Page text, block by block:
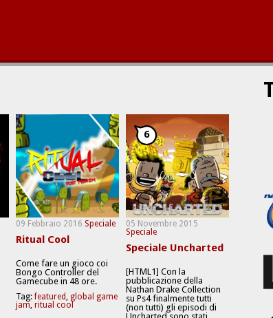
09 Febbraio 2016 Speciale
Ritual Cool
Come fare un gioco coi
Bongo Controller del
Gamecube in 48 ore.
Tag:featured, global game
jam, ritual cool
05 Novembre 2015
Speciale
6
Speciale Uncharted
[HTML1] Con la
pubblicazione della
Nathan Drake Collection
su Ps4 finalmente tutti
(non tutti) gli episodi di